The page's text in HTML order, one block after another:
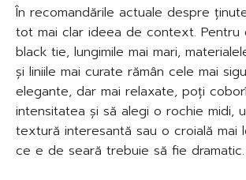
În recomandările actuale despre
tot mai clar ideea de context. Pentru
black tie, lungimile mai mari,
și liniile mai curate rămân cele mai
elegante, dar mai relaxate, poți
intensitatea și să alegi o rochie midi,
textură interesantă sau o croială mai
ce e de seară trebuie să fie dramatic.